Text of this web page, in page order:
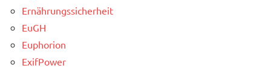
Ernährungssicherheit
EuGH
Euphorion
ExifPower